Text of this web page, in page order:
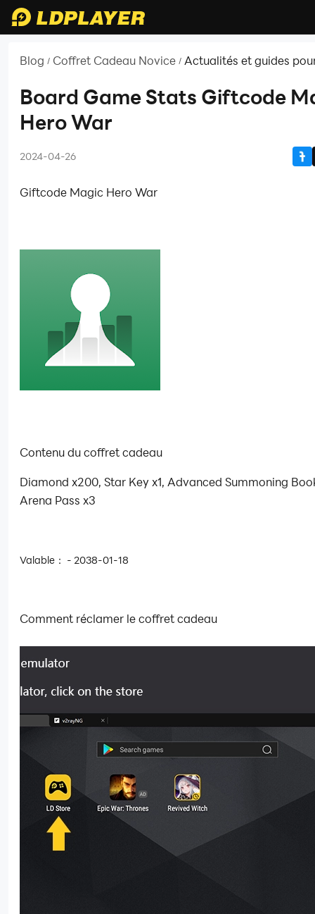
Blog / Coffret Cadeau Novice / Actualités et guides
Board Game Stats Giftcode
Hero War
2024-04-26
Giftcode Magic Hero War
Contenu du coffret cadeau
Diamond x200, Star Key x1, Advanced Summoning
Arena Pass x3
Valable： - 2038-01-18
Comment réclamer le coffret cadeau